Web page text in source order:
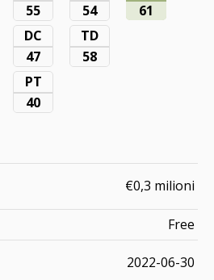
55
54
61
DC
47
TD
58
PT
40
€0,3 milioni
Free
2022-06-30